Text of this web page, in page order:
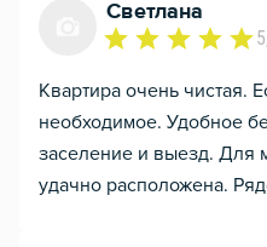
Светлана
Квартира очень чистая.
необходимое. Удобное
заселение и выезд. Для
удачно расположена.